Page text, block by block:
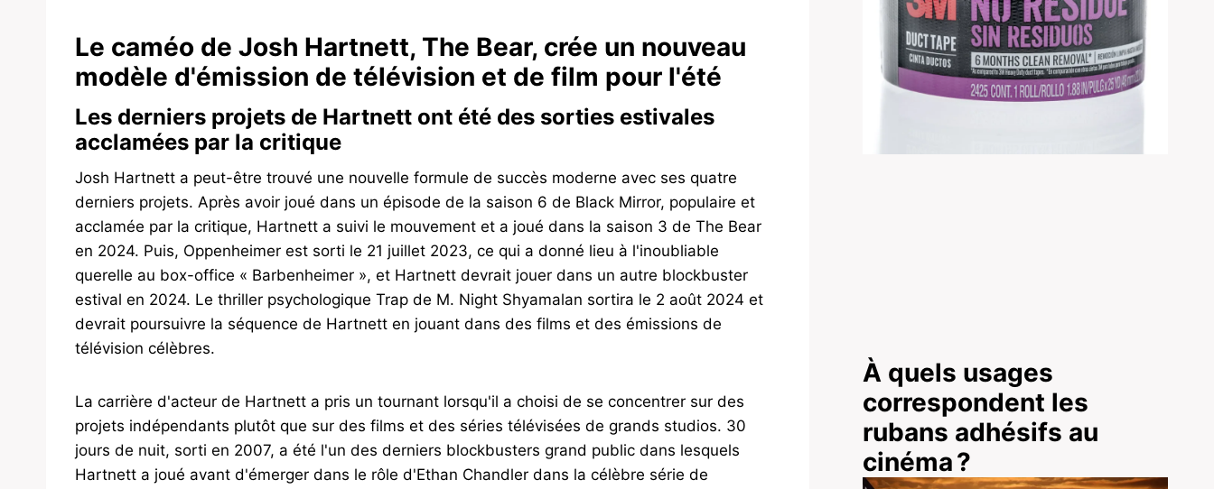
Le caméo de Josh Hartnett, The Bear, crée un nouveau
modèle d'émission de télévision et de film pour l'été
Les derniers projets de Hartnett ont été des sorties estivales
acclamées par la critique
Josh Hartnett a peut-être trouvé une nouvelle formule de succès moderne avec ses quatre
derniers projets. Après avoir joué dans un épisode de la saison 6 de Black Mirror, populaire et
acclamée par la critique, Hartnett a suivi le mouvement et a joué dans la saison 3 de The Bear
en 2024. Puis, Oppenheimer est sorti le 21 juillet 2023, ce qui a donné lieu à l'inoubliable
querelle au box-office « Barbenheimer », et Hartnett devrait jouer dans un autre blockbuster
estival en 2024. Le thriller psychologique Trap de M. Night Shyamalan sortira le 2 août 2024 et
devrait poursuivre la séquence de Hartnett en jouant dans des films et des émissions de
télévision célèbres.
La carrière d'acteur de Hartnett a pris un tournant lorsqu'il a choisi de se concentrer sur des
projets indépendants plutôt que sur des films et des séries télévisées de grands studios. 30
jours de nuit, sorti en 2007, a été l'un des derniers blockbusters grand public dans lesquels
Hartnett a joué avant d'émerger dans le rôle d'Ethan Chandler dans la célèbre série de
À quels usages
correspondent les
rubans adhésifs au
cinéma ?